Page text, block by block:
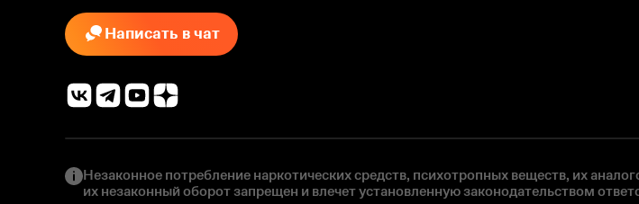
Написать в чат
Незаконное потребление наркотических средств, психотропных веществ, их
их незаконный оборот запрещен и влечет установленную законодательством